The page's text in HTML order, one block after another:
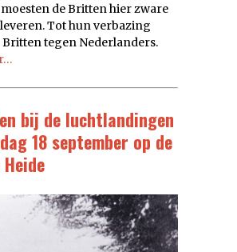
de Britten hier zware
Tot hun verbazing
Britten tegen Nederlanders.
bij de luchtlandingen
18 september op de